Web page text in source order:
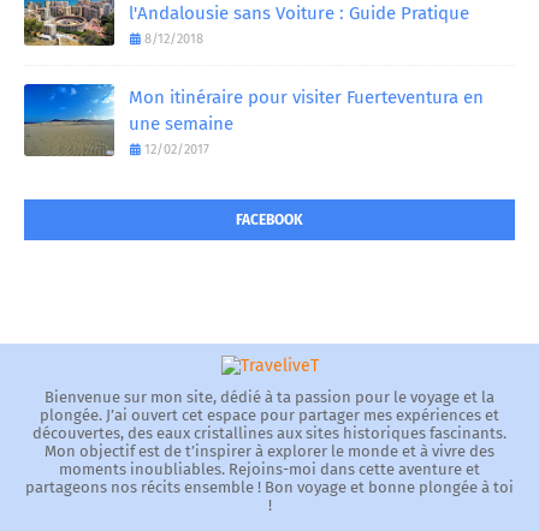
l'Andalousie sans Voiture : Guide Pratique
8/12/2018
Mon itinéraire pour visiter Fuerteventura en
une semaine
12/02/2017
FACEBOOK
Bienvenue sur mon site, dédié à ta passion pour le voyage et la
plongée. J’ai ouvert cet espace pour partager mes expériences et
découvertes, des eaux cristallines aux sites historiques fascinants.
Mon objectif est de t’inspirer à explorer le monde et à vivre des
moments inoubliables. Rejoins-moi dans cette aventure et
partageons nos récits ensemble ! Bon voyage et bonne plongée à toi
!